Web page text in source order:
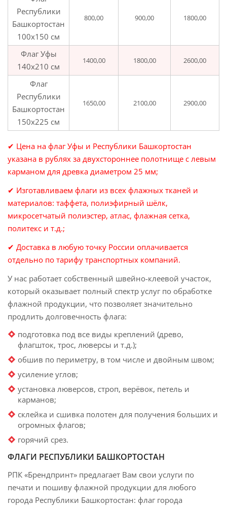
Республики
Башкортостан
100х150 см
800,00 900,00 1800,00
Флаг Уфы
140х210 см
1400,00 1800,00 2600,00
Флаг
Республики
Башкортостан
150х225 см
1650,00 2100,00 2900,00
✔ Цена на флаг Уфы и Республики Башкортостан
указана в рублях за двухстороннее полотнище с левым
карманом для древка диаметром 25 мм;
✔ Изготавливаем флаги из всех флажных тканей и
материалов: таффета, полиэфирный шёлк,
микросетчатый полиэстер, атлас, флажная сетка,
политекс и т.д.;
✔ Доставка в любую точку России оплачивается
отдельно по тарифу транспортных компаний.
У нас работает собственный швейно-клеевой участок,
который оказывает полный спектр услуг по обработке
флажной продукции, что позволяет значительно
продлить долговечность флага:
подготовка под все виды креплений (древо,
флагшток, трос, люверсы и т.д.);
обшив по периметру, в том числе и двойным швом;
усиление углов;
установка люверсов, строп, верёвок, петель и
карманов;
склейка и сшивка полотен для получения больших и
огромных флагов;
горячий срез.
ФЛАГИ РЕСПУБЛИКИ БАШКОРТОСТАН
РПК «Брендпринт» предлагает Вам свои услуги по
печати и пошиву флажной продукции для любого
города Республики Башкортостан: флаг города